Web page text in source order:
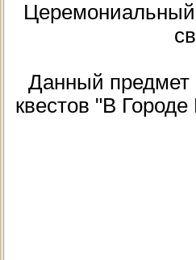
Данный предмет
квестов "В